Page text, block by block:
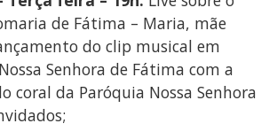
de Fátima – Maria, mãe
do clip musical em
Senhora de Fátima com a
coral da Paróquia Nossa Senhora